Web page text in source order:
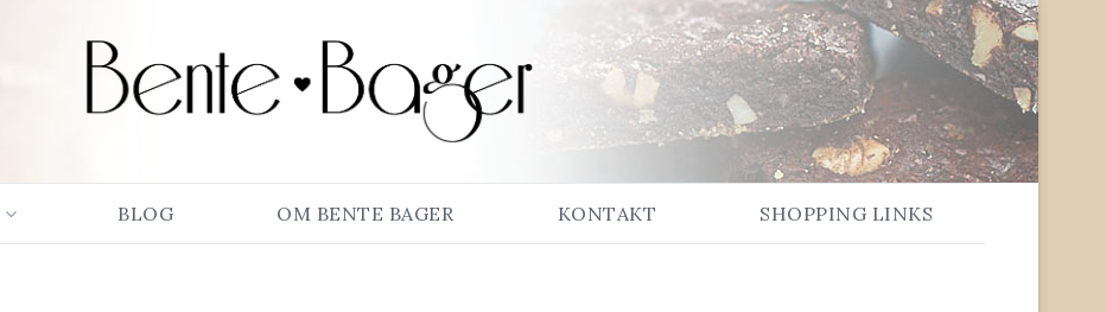
BLOG OM BENTE BAGER KONTAKT SHOPPING LINKS